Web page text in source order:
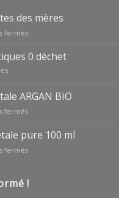
des mères
ferméssur
fêtes
des
0 déchet
ARGAN BIO
ferméssur
végétale
ARGAN
BIO
pure 100 ml
ferméssur
pure
!